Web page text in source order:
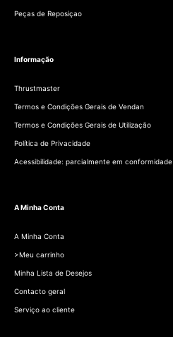
Peças de Reposiçao
Informação
Thrustmaster
Termos e Condições Gerais de Vendan
Termos e Condições Gerais de Utilização
Política de Privacidade
Acessibilidade: parcialmente em conformidade
A Minha Conta
A Minha Conta
>Meu carrinho
Minha Lista de Desejos
Contacto geral
Serviço ao cliente